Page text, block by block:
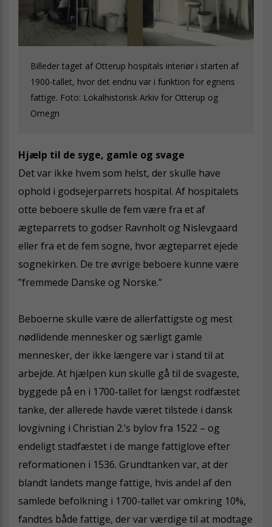
Billeder taget af Otterup hospitals interiør i starten af
1900-tallet, hvor det endnu var i funktion for egnens
fattige. Foto: Lokalhistorisk Arkiv for Otterup og
Omegn
Hjælp til de syge, gamle og svage
Det var ikke hvem som helst, der skulle have
ophold i godsejerparrets hospital. Af hospitalets
otte beboere skulle de fem være fra et af
ægteparrets to godser Ravnholt og Nislevgaard
eller fra et de fem sogne, hvor ægteparret ejede
sognekirken. De tre øvrige beboere kunne være
”fremmede Danske og Norske.”
Beboerne skulle være de allerfattigste og mest
nødlidende mennesker og særligt gamle
mennesker, der ikke længere var i stand til at
arbejde. At hjælpen kun skulle gå til de svageste,
byggede på en i 1700-tallet for længst rodfæstet
tanke, der allerede havde været tilstede i dansk
lovgivning i Christian 2.’s bylov fra 1522 – og
endeligt stadfæstet i de mange fattiglove efter
reformationen i 1536. Grundtanken var, at der
blandt landets mange fattige, hvis andel af den
samlede befolkning i 1700-tallet var omkring 10%,
fandtes både fattige, der var værdige til at modtage